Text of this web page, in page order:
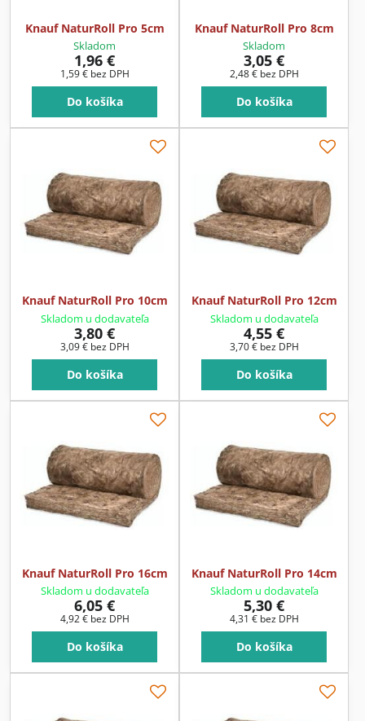
Knauf NaturRoll Pro 5cm
Skladom
1,96 €
1,59 € bez DPH
Do košíka
Knauf NaturRoll Pro 8cm
Skladom
3,05 €
2,48 € bez DPH
Do košíka
Knauf NaturRoll Pro 10cm
Skladom u dodavateľa
3,80 €
3,09 € bez DPH
Do košíka
Knauf NaturRoll Pro 12cm
Skladom u dodavateľa
4,55 €
3,70 € bez DPH
Do košíka
Knauf NaturRoll Pro 16cm
Skladom u dodavateľa
6,05 €
4,92 € bez DPH
Do košíka
Knauf NaturRoll Pro 14cm
Skladom u dodavateľa
5,30 €
4,31 € bez DPH
Do košíka